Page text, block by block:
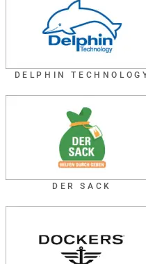
DELPHIN
DER SACK